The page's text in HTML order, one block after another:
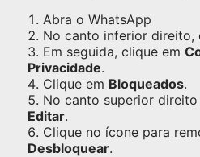
Abra o WhatsApp
No canto inferior direito,
Em seguida, clique em
Privacidade.
Clique em Bloqueados.
No canto superior
Editar.
Clique no ícone para
Desbloquear.